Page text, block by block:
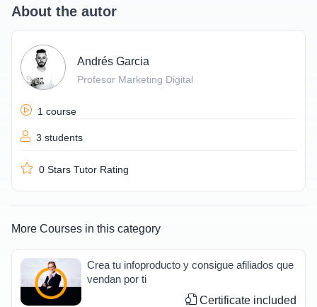
About the autor
Andrés Garcia
Profesor Marketing Digital
1 course
3 students
0 Stars Tutor Rating
More Courses in this category
Crea tu infoproducto y consigue afiliados que
vendan por ti
Certificate included